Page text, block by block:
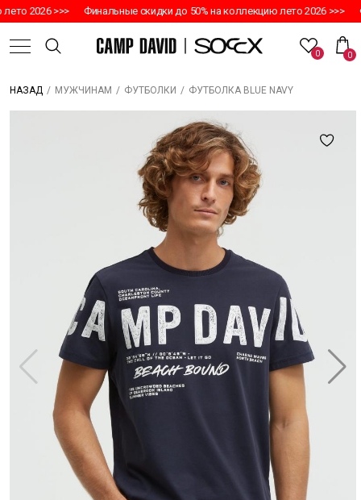
2026 >>> Финальные скидки до 50% на коллекцию лето 2026 >>>
0 0
НАЗАД / МУЖЧИНАМ / ФУТБОЛКИ / ФУТБОЛКА BLUE NAVY